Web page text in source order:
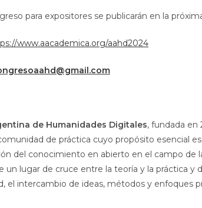
para expositores se publicarán en la
www.aacademica.org/aahd2024
de Humanidades Digitales, fundada en
de práctica cuyo propósito esencial
del conocimiento en abierto en el campo de
un lugar de cruce entre la teoría y la práctica y
el intercambio de ideas, métodos y enfoques